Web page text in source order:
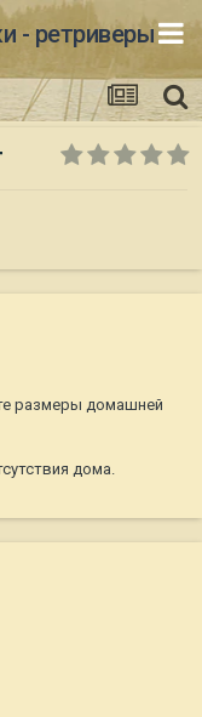
- ретриверы
размеры домашней
дома.